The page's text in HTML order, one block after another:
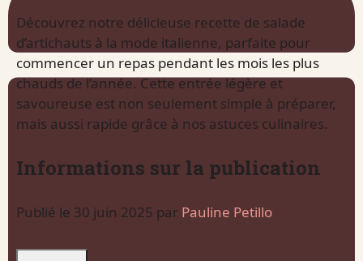
Découvrez notre délicieuse recette de salade
d’artichauts à la mode italienne, parfaite pour
commencer un repas pendant les mois les plus
chauds de l’année. Cette entrée légère et
savoureuse est non seulement simple à préparer,
mais aussi rapide grâce à nos astuces culinaires.
Informations sur la publication
Publié le 30 juin 2025 par Pauline Petillo